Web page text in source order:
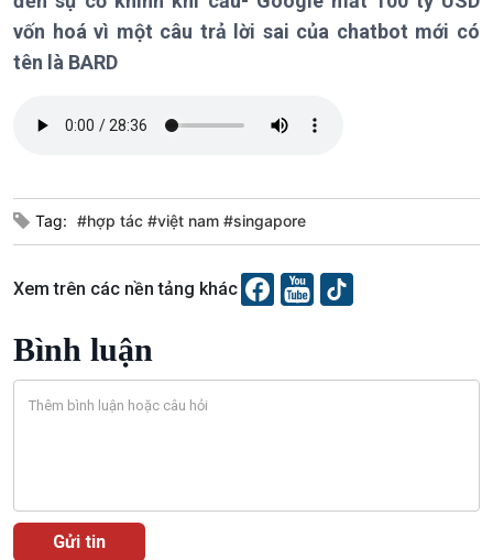
thương mại
Tìm hiểu biển, đảo Việt
Nam
Tin Đời sống & Xã hội
360 độ Sức khỏe
Chuyển đổi Xanh
Tài nguyên và Môi trường
Bước chân đến trường
Tin Khoa học & Công nghệ
Kết nối công nghệ
Sống chung với biến đổi
khí hậu
Tin Văn hoá & Du lịch
Chát với người nổi tiếng
vốn hoá vì một câu trả lời sai của chatbot mới có
tên là BARD
Tag: #hợp tác #việt nam #singapore
Xem trên các nền tảng khác
Bình luận